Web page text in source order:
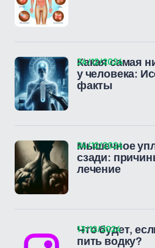
Какая самая
у человека:
факты
24/12/2024
Мышечное
сзади:
лечение
24/12/2024
Что будет,
пить водку?
13/12/2024